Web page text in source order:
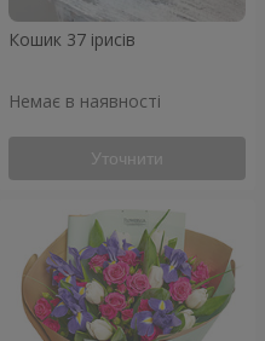
Кошик 37 ірисів
Немає в наявності
Уточнити